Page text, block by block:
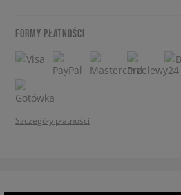
FORMY PŁATNOŚCI
Szczegóły płatności